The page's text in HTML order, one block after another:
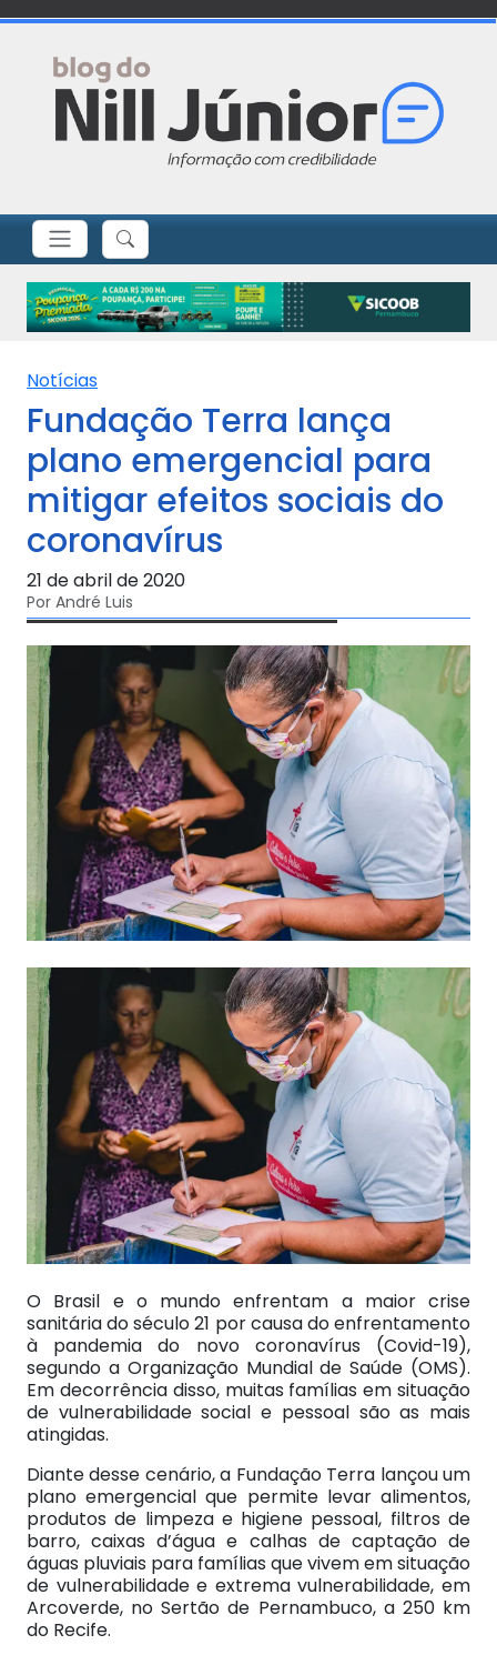
Notícias
Fundação Terra lança
plano emergencial para
mitigar efeitos sociais do
coronavírus
21 de abril de 2020
Por André Luis
O Brasil e o mundo enfrentam a maior crise
sanitária do século 21 por causa do enfrentamento
à pandemia do novo coronavírus (Covid-19),
segundo a Organização Mundial de Saúde (OMS).
Em decorrência disso, muitas famílias em situação
de vulnerabilidade social e pessoal são as mais
atingidas.
Diante desse cenário, a Fundação Terra lançou um
plano emergencial que permite levar alimentos,
produtos de limpeza e higiene pessoal, filtros de
barro, caixas d’água e calhas de captação de
águas pluviais para famílias que vivem em situação
de vulnerabilidade e extrema vulnerabilidade, em
Arcoverde, no Sertão de Pernambuco, a 250 km
do Recife.